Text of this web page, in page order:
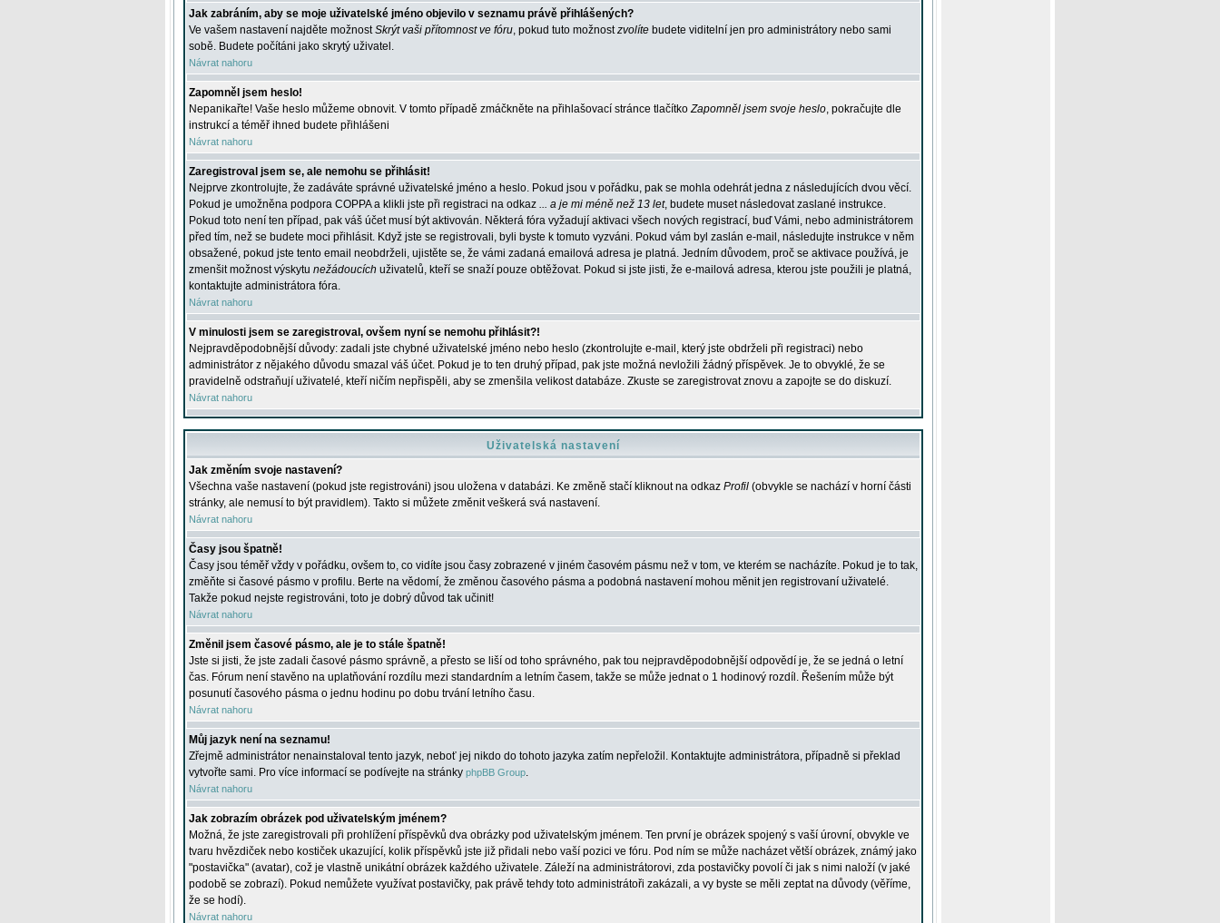
Jak zabráním, aby se moje uživatelské jméno objevilo v seznamu právě přihlášených?
Ve vašem nastavení najděte možnostSkrýt vaši přítomnost ve fóru, pokud tuto možnostzvolíte budete viditelní jen pro administrátory nebo sami
sobě. Budete počítáni jako skrytý uživatel.
Návrat nahoru
Zapomněl jsem heslo!
Nepanikařte! Vaše heslo můžeme obnovit. V tomto případě zmáčkněte na přihlašovací stránce tlačítkoZapomněl jsem svoje heslo, pokračujte dle
instrukcí a téměř ihned budete přihlášeni
Návrat nahoru
Zaregistroval jsem se, ale nemohu se přihlásit!
Nejprve zkontrolujte, že zadáváte správné uživatelské jméno a heslo. Pokud jsou v pořádku, pak se mohla odehrát jedna z následujících dvou věcí.
Pokud je umožněna podpora COPPA a klikli jste při registraci na odkaz ... a je mi méně než 13 let, budete muset následovat zaslané instrukce.
Pokud toto není ten případ, pak váš účet musí být aktivován. Některá fóra vyžadují aktivaci všech nových registrací, buď Vámi, nebo administrátorem
před tím, než se budete moci přihlásit. Když jste se registrovali, byli byste k tomuto vyzváni. Pokud vám byl zaslán e-mail, následujte instrukce v něm
obsažené, pokud jste tento email neobdrželi, ujistěte se, že vámi zadaná emailová adresa je platná. Jedním důvodem, proč se aktivace používá, je
zmenšit možnost výskytu nežádoucích uživatelů, kteří se snaží pouze obtěžovat. Pokud si jste jisti, že e-mailová adresa, kterou jste použili je platná,
kontaktujte administrátora fóra.
Návrat nahoru
V minulosti jsem se zaregistroval, ovšem nyní se nemohu přihlásit?!
Nejpravděpodobnější důvody: zadali jste chybné uživatelské jméno nebo heslo (zkontrolujte e-mail, který jste obdrželi při registraci) nebo
administrátor z nějakého důvodu smazal váš účet. Pokud je to ten druhý případ, pak jste možná nevložili žádný příspěvek. Je to obvyklé, že se
pravidelně odstraňují uživatelé, kteří ničím nepřispěli, aby se zmenšila velikost databáze. Zkuste se zaregistrovat znovu a zapojte se do diskuzí.
Návrat nahoru
Uživatelská nastavení
Jak změním svoje nastavení?
Všechna vaše nastavení (pokud jste registrováni) jsou uložena v databázi. Ke změně stačí kliknout na odkaz Profil (obvykle se nachází v horní části
stránky, ale nemusí to být pravidlem). Takto si můžete změnit veškerá svá nastavení.
Návrat nahoru
Časy jsou špatně!
Časy jsou téměř vždy v pořádku, ovšem to, co vidíte jsou časy zobrazené v jiném časovém pásmu než v tom, ve kterém se nacházíte. Pokud je to tak,
změňte si časové pásmo v profilu. Berte na vědomí, že změnou časového pásma a podobná nastavení mohou měnit jen registrovaní uživatelé.
Takže pokud nejste registrováni, toto je dobrý důvod tak učinit!
Návrat nahoru
Změnil jsem časové pásmo, ale je to stále špatně!
Jste si jisti, že jste zadali časové pásmo správně, a přesto se liší od toho správného, pak tou nejpravděpodobnější odpovědí je, že se jedná o letní
čas. Fórum není stavěno na uplatňování rozdílu mezi standardním a letním časem, takže se může jednat o 1 hodinový rozdíl. Řešením může být
posunutí časového pásma o jednu hodinu po dobu trvání letního času.
Návrat nahoru
Můj jazyk není na seznamu!
Zřejmě administrátor nenainstaloval tento jazyk, neboť jej nikdo do tohoto jazyka zatím nepřeložil. Kontaktujte administrátora, případně si překlad
vytvořte sami. Pro více informací se podívejte na stránky phpBB Group.
Návrat nahoru
Jak zobrazím obrázek pod uživatelským jménem?
Možná, že jste zaregistrovali při prohlížení příspěvků dva obrázky pod uživatelským jménem. Ten první je obrázek spojený s vaší úrovní, obvykle ve
tvaru hvězdiček nebo kostiček ukazující, kolik příspěvků jste již přidali nebo vaší pozici ve fóru. Pod ním se může nacházet větší obrázek, známý jako
"postavička" (avatar), což je vlastně unikátní obrázek každého uživatele. Záleží na administrátorovi, zda postavičky povolí či jak s nimi naloží (v jaké
podobě se zobrazí). Pokud nemůžete využívat postavičky, pak právě tehdy toto administrátoři zakázali, a vy byste se měli zeptat na důvody (věříme,
že se hodí).
Návrat nahoru